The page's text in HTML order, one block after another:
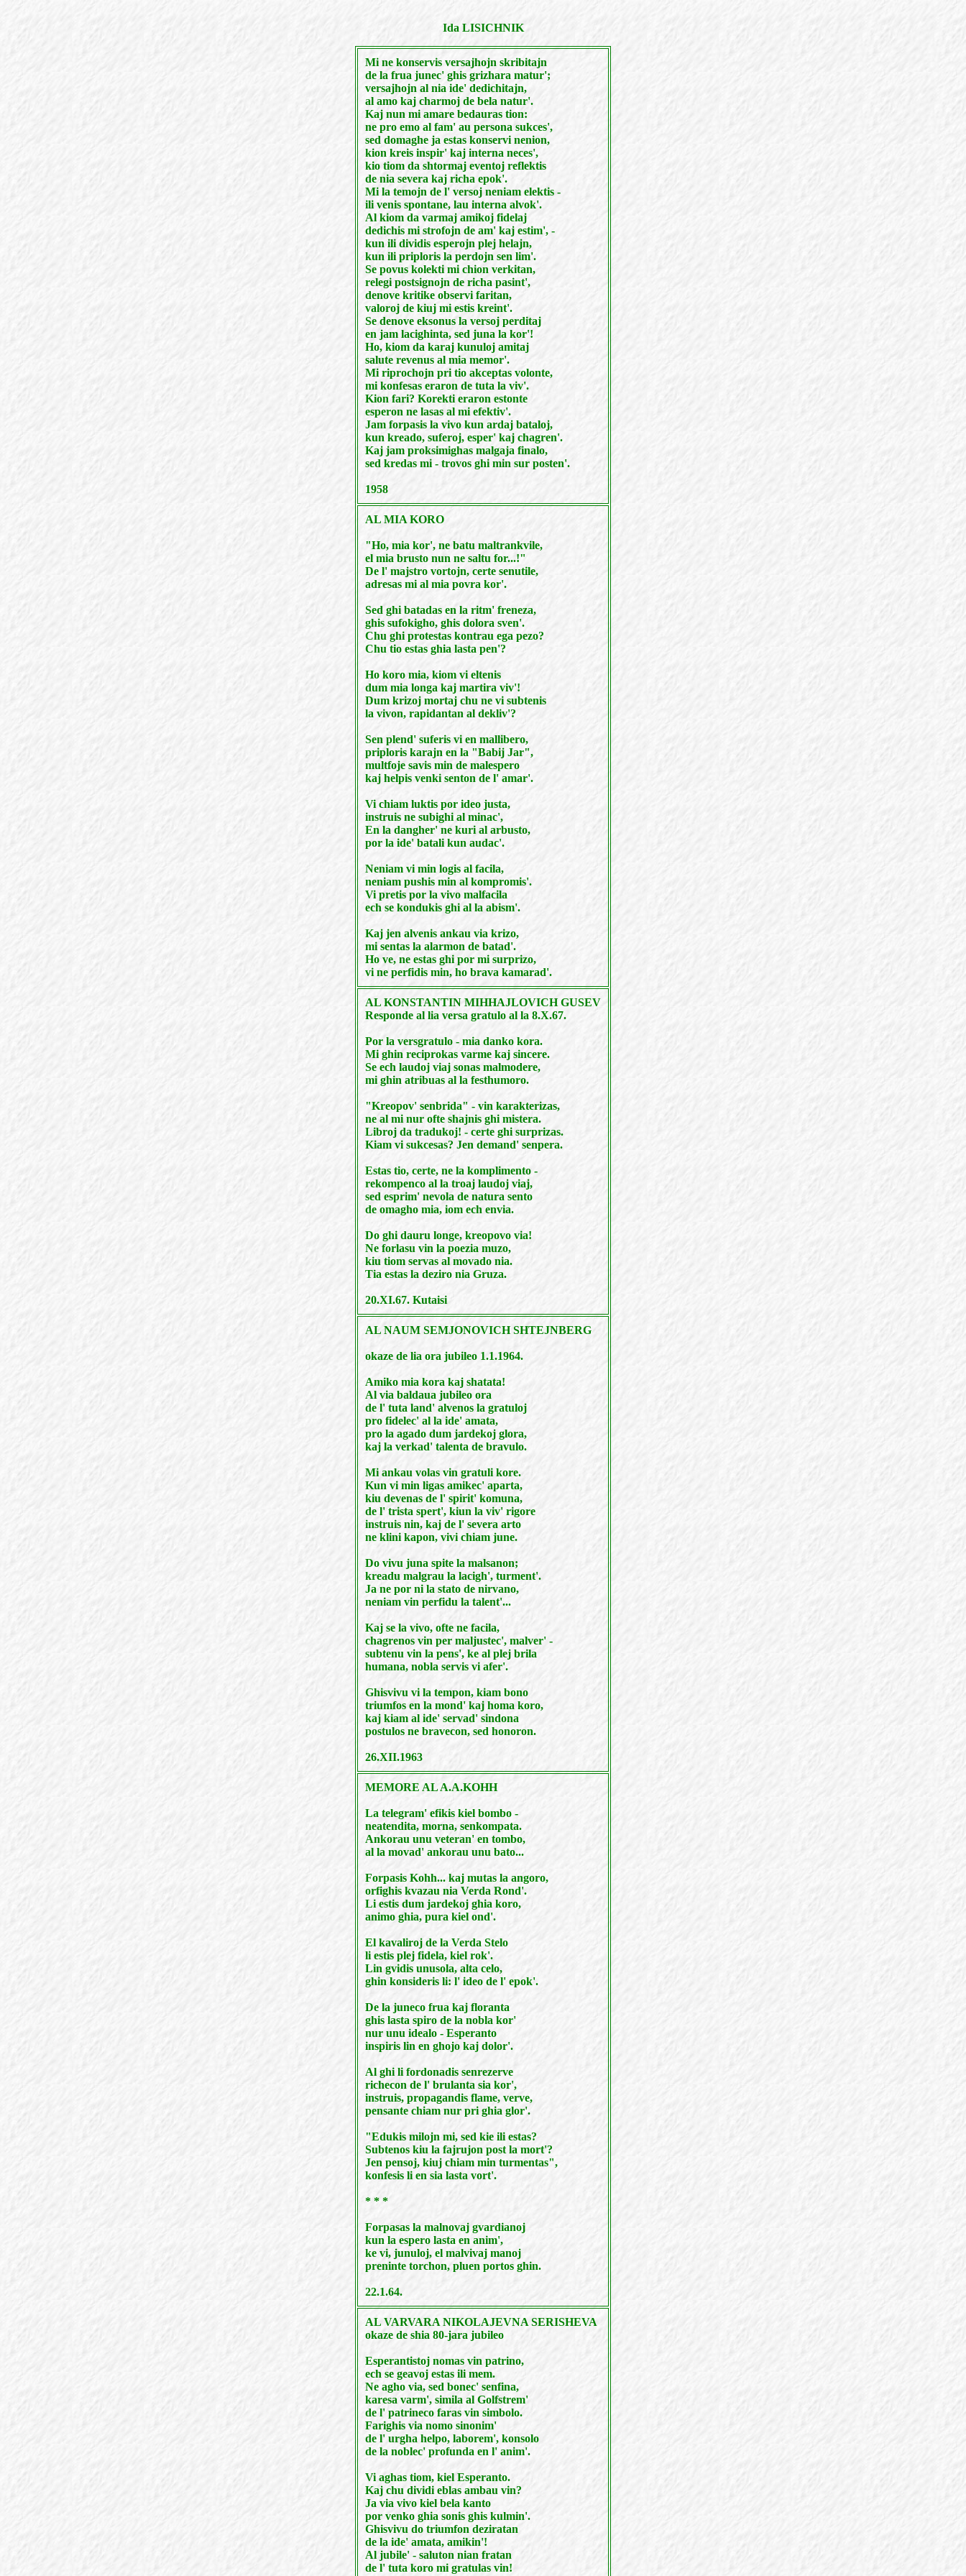
Ida LISICHNIK
Mi ne konservis versajhojn skribitajn
de la frua junec' ghis grizhara matur';
versajhojn al nia ide' dedichitajn,
al amo kaj charmoj de bela natur'.
Kaj nun mi amare bedauras tion:
ne pro emo al fam' au persona sukces',
sed domaghe ja estas konservi nenion,
kion kreis inspir' kaj interna neces',
kio tiom da shtormaj eventoj reflektis
de nia severa kaj richa epok'.
Mi la temojn de l' versoj neniam elektis -
ili venis spontane, lau interna alvok'.
Al kiom da varmaj amikoj fidelaj
dedichis mi strofojn de am' kaj estim', -
kun ili dividis esperojn plej helajn,
kun ili priploris la perdojn sen lim'.
Se povus kolekti mi chion verkitan,
relegi postsignojn de richa pasint',
denove kritike observi faritan,
valoroj de kiuj mi estis kreint'.
Se denove eksonus la versoj perditaj
en jam lacighinta, sed juna la kor'!
Ho, kiom da karaj kunuloj amitaj
salute revenus al mia memor'.
Mi riprochojn pri tio akceptas volonte,
mi konfesas eraron de tuta la viv'.
Kion fari? Korekti eraron estonte
esperon ne lasas al mi efektiv'.
Jam forpasis la vivo kun ardaj bataloj,
kun kreado, suferoj, esper' kaj chagren'.
Kaj jam proksimighas malgaja finalo,
sed kredas mi - trovos ghi min sur posten'.
1958
AL MIA KORO
"Ho, mia kor', ne batu maltrankvile,
el mia brusto nun ne saltu for...!"
De l' majstro vortojn, certe senutile,
adresas mi al mia povra kor'.
Sed ghi batadas en la ritm' freneza,
ghis sufokigho, ghis dolora sven'.
Chu ghi protestas kontrau ega pezo?
Chu tio estas ghia lasta pen'?
Ho koro mia, kiom vi eltenis
dum mia longa kaj martira viv'!
Dum krizoj mortaj chu ne vi subtenis
la vivon, rapidantan al dekliv'?
Sen plend' suferis vi en mallibero,
priploris karajn en la "Babij Jar",
multfoje savis min de malespero
kaj helpis venki senton de l' amar'.
Vi chiam luktis por ideo justa,
instruis ne subighi al minac',
En la dangher' ne kuri al arbusto,
por la ide' batali kun audac'.
Neniam vi min logis al facila,
neniam pushis min al kompromis'.
Vi pretis por la vivo malfacila
ech se kondukis ghi al la abism'.
Kaj jen alvenis ankau via krizo,
mi sentas la alarmon de batad'.
Ho ve, ne estas ghi por mi surprizo,
vi ne perfidis min, ho brava kamarad'.
AL KONSTANTIN MIHHAJLOVICH GUSEV
Responde al lia versa gratulo al la 8.X.67.
Por la versgratulo - mia danko kora.
Mi ghin reciprokas varme kaj sincere.
Se ech laudoj viaj sonas malmodere,
mi ghin atribuas al la festhumoro.
"Kreopov' senbrida" - vin karakterizas,
ne al mi nur ofte shajnis ghi mistera.
Libroj da tradukoj! - certe ghi surprizas.
Kiam vi sukcesas? Jen demand' senpera.
Estas tio, certe, ne la komplimento -
rekompenco al la troaj laudoj viaj,
sed esprim' nevola de natura sento
de omagho mia, iom ech envia.
Do ghi dauru longe, kreopovo via!
Ne forlasu vin la poezia muzo,
kiu tiom servas al movado nia.
Tia estas la deziro nia Gruza.
20.XI.67. Kutaisi
AL NAUM SEMJONOVICH SHTEJNBERG
okaze de lia ora jubileo 1.1.1964.
Amiko mia kora kaj shatata!
Al via baldaua jubileo ora
de l' tuta land' alvenos la gratuloj
pro fidelec' al la ide' amata,
pro la agado dum jardekoj glora,
kaj la verkad' talenta de bravulo.
Mi ankau volas vin gratuli kore.
Kun vi min ligas amikec' aparta,
kiu devenas de l' spirit' komuna,
de l' trista spert', kiun la viv' rigore
instruis nin, kaj de l' severa arto
ne klini kapon, vivi chiam june.
Do vivu juna spite la malsanon;
kreadu malgrau la lacigh', turment'.
Ja ne por ni la stato de nirvano,
neniam vin perfidu la talent'...
Kaj se la vivo, ofte ne facila,
chagrenos vin per maljustec', malver' -
subtenu vin la pens', ke al plej brila
humana, nobla servis vi afer'.
Ghisvivu vi la tempon, kiam bono
triumfos en la mond' kaj homa koro,
kaj kiam al ide' servad' sindona
postulos ne bravecon, sed honoron.
26.XII.1963
MEMORE AL A.A.KOHH
La telegram' efikis kiel bombo -
neatendita, morna, senkompata.
Ankorau unu veteran' en tombo,
al la movad' ankorau unu bato...
Forpasis Kohh... kaj mutas la angoro,
orfighis kvazau nia Verda Rond'.
Li estis dum jardekoj ghia koro,
animo ghia, pura kiel ond'.
El kavaliroj de la Verda Stelo
li estis plej fidela, kiel rok'.
Lin gvidis unusola, alta celo,
ghin konsideris li: l' ideo de l' epok'.
De la juneco frua kaj floranta
ghis lasta spiro de la nobla kor'
nur unu idealo - Esperanto
inspiris lin en ghojo kaj dolor'.
Al ghi li fordonadis senrezerve
richecon de l' brulanta sia kor',
instruis, propagandis flame, verve,
pensante chiam nur pri ghia glor'.
"Edukis milojn mi, sed kie ili estas?
Subtenos kiu la fajrujon post la mort'?
Jen pensoj, kiuj chiam min turmentas",
konfesis li en sia lasta vort'.
* * *
Forpasas la malnovaj gvardianoj
kun la espero lasta en anim',
ke vi, junuloj, el malvivaj manoj
preninte torchon, pluen portos ghin.
22.1.64.
AL VARVARA NIKOLAJEVNA SERISHEVA
okaze de shia 80-jara jubileo
Esperantistoj nomas vin patrino,
ech se geavoj estas ili mem.
Ne agho via, sed bonec' senfina,
karesa varm', simila al Golfstrem'
de l' patrineco faras vin simbolo.
Farighis via nomo sinonim'
de l' urgha helpo, laborem', konsolo
de la noblec' profunda en l' anim'.
Vi aghas tiom, kiel Esperanto.
Kaj chu dividi eblas ambau vin?
Ja via vivo kiel bela kanto
por venko ghia sonis ghis kulmin'.
Ghisvivu do triumfon deziratan
de la ide' amata, amikin'!
Al jubile' - saluton nian fratan
de l' tuta koro mi gratulas vin!